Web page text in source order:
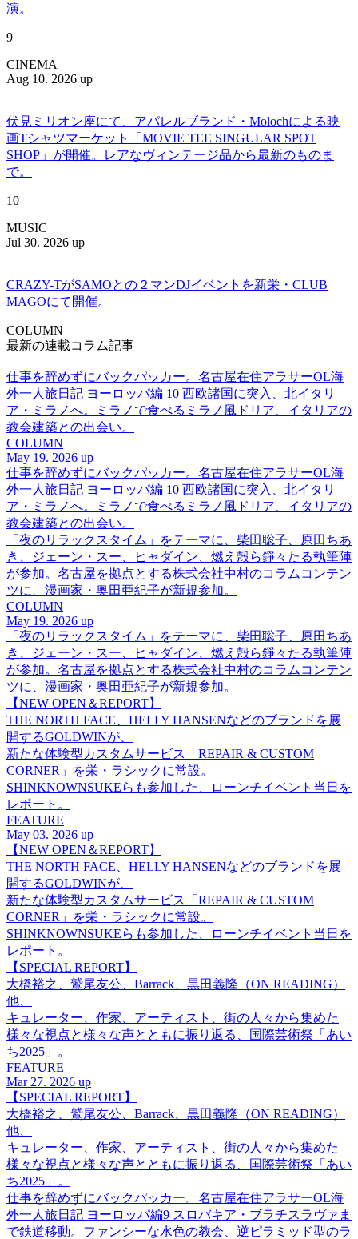
演。
9
CINEMA
Aug 10. 2026 up
伏見ミリオン座にて、アパレルブランド・Molochによる映
画Tシャツマーケット「MOVIE TEE SINGULAR SPOT
SHOP」が開催。レアなヴィンテージ品から最新のものま
で。
10
MUSIC
Jul 30. 2026 up
CRAZY-TがSAMOとの２マンDJイベントを新栄・CLUB
MAGOにて開催。
COLUMN
最新の連載コラム記事
仕事を辞めずにバックパッカー。名古屋在住アラサーOL海
外一人旅日記 ヨーロッパ編 10 西欧諸国に突入、北イタリ
ア・ミラノへ。ミラノで食べるミラノ風ドリア、イタリアの
教会建築との出会い。
COLUMN
May 19. 2026 up
仕事を辞めずにバックパッカー。名古屋在住アラサーOL海
外一人旅日記 ヨーロッパ編 10 西欧諸国に突入、北イタリ
ア・ミラノへ。ミラノで食べるミラノ風ドリア、イタリアの
教会建築との出会い。
「夜のリラックスタイム」をテーマに、柴田聡子、原田ちあ
き、ジェーン・スー、ヒャダイン、燃え殻ら錚々たる執筆陣
が参加。名古屋を拠点とする株式会社中村のコラムコンテン
ツに、漫画家・奥田亜紀子が新規参加。
COLUMN
May 19. 2026 up
「夜のリラックスタイム」をテーマに、柴田聡子、原田ちあ
き、ジェーン・スー、ヒャダイン、燃え殻ら錚々たる執筆陣
が参加。名古屋を拠点とする株式会社中村のコラムコンテン
ツに、漫画家・奥田亜紀子が新規参加。
【NEW OPEN＆REPORT】
THE NORTH FACE、HELLY HANSENなどのブランドを展
開するGOLDWINが、
新たな体験型カスタムサービス「REPAIR & CUSTOM
CORNER」を栄・ラシックに常設。
SHINKNOWNSUKEらも参加した、ローンチイベント当日を
レポート。
FEATURE
May 03. 2026 up
【NEW OPEN＆REPORT】
THE NORTH FACE、HELLY HANSENなどのブランドを展
開するGOLDWINが、
新たな体験型カスタムサービス「REPAIR & CUSTOM
CORNER」を栄・ラシックに常設。
SHINKNOWNSUKEらも参加した、ローンチイベント当日を
レポート。
【SPECIAL REPORT】
大橋裕之、鷲尾友公、Barrack、黒田義隆（ON READING）
他、
キュレーター、作家、アーティスト、街の人々から集めた
様々な視点と様々な声とともに振り返る、国際芸術祭「あい
ち2025」。
FEATURE
Mar 27. 2026 up
【SPECIAL REPORT】
大橋裕之、鷲尾友公、Barrack、黒田義隆（ON READING）
他、
キュレーター、作家、アーティスト、街の人々から集めた
様々な視点と様々な声とともに振り返る、国際芸術祭「あい
ち2025」。
仕事を辞めずにバックパッカー。名古屋在住アラサーOL海
外一人旅日記 ヨーロッパ編9 スロバキア・ブラチスラヴァま
で鉄道移動。ファンシーな水色の教会、逆ピラミッド型のラ